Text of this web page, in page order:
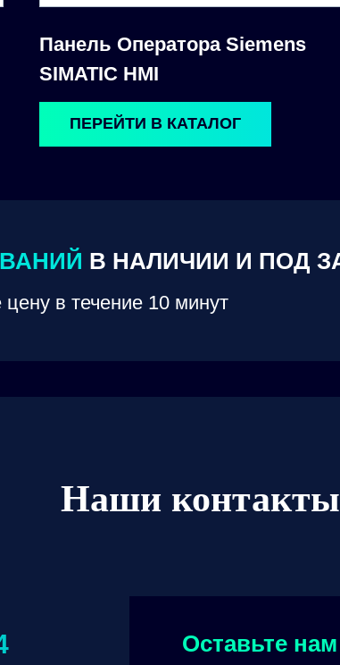
В НАЛИЧИИ И ПОД
в течение 10 минут
Панель Оператора Siemens
SIMATIC HMI
ПЕРЕЙТИ В КАТАЛОГ
Наши контакты
Оставьте